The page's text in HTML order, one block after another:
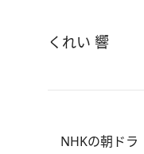
くれい 響
NHKの朝ドラ